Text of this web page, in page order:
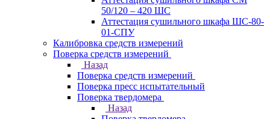
50/120 – 420 ШС
Аттестация сушильного шкафа ШС-80-
01-СПУ
Калибровка средств измерений
Поверка средств измерений
Назад
Поверка средств измерений
Поверка пресс испытательный
Поверка твердомера
Назад